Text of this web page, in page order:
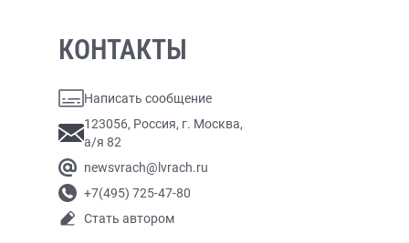
КОНТАКТЫ
Написать сообщение
123056, Россия, г. Москва,
а/я 82
newsvrach@lvrach.ru
+7(495) 725-47-80
Стать автором